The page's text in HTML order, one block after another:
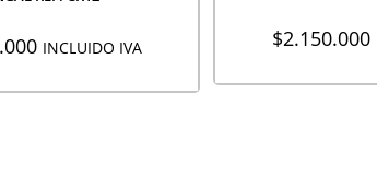
INCLUIDO IVA $2.150.000